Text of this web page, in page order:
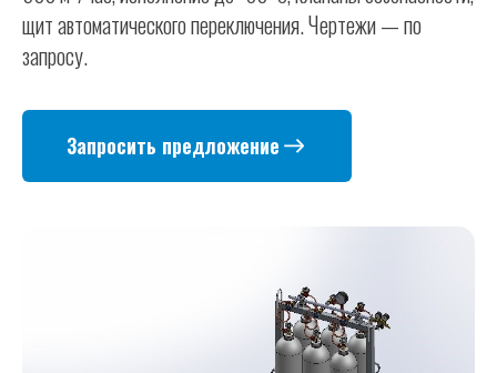
щит автоматического переключения. Чертежи — по
запросу.
Запросить предложение